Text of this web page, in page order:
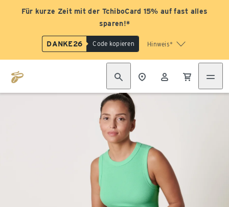
Für kurze Zeit mit der TchiboCard 15% auf fast alles
sparen!*
DANKE26 Code kopieren Hinweis*